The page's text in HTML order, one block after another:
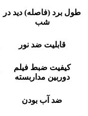
طول برد (فاصله) دید در
شب
قابلیت ضد نور
کیفیت ضبط فیلم
دوربین مداربسته
ضد آب بودن